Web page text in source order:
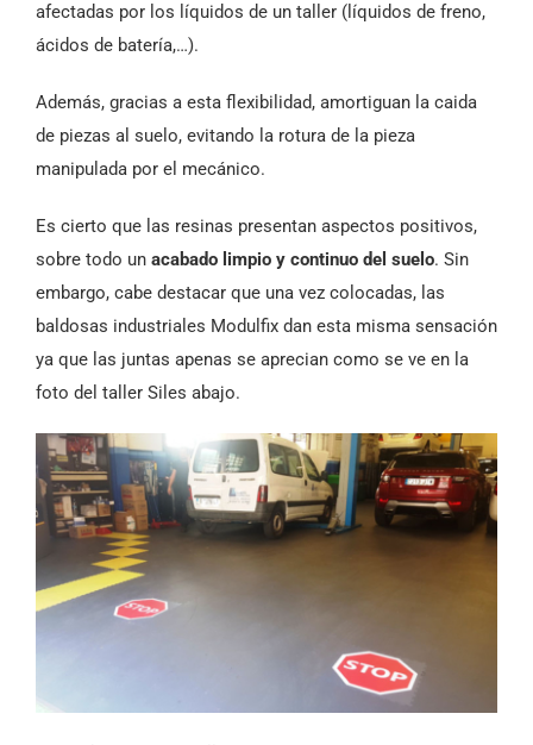
afectadas por los líquidos de un taller (líquidos de freno,
ácidos de batería,…).
Además, gracias a esta flexibilidad, amortiguan la caida
de piezas al suelo, evitando la rotura de la pieza
manipulada por el mecánico.
Es cierto que las resinas presentan aspectos positivos,
sobre todo un acabado limpio y continuo del suelo. Sin
embargo, cabe destacar que una vez colocadas, las
baldosas industriales Modulfix dan esta misma sensación
ya que las juntas apenas se aprecian como se ve en la
foto del taller Siles abajo.